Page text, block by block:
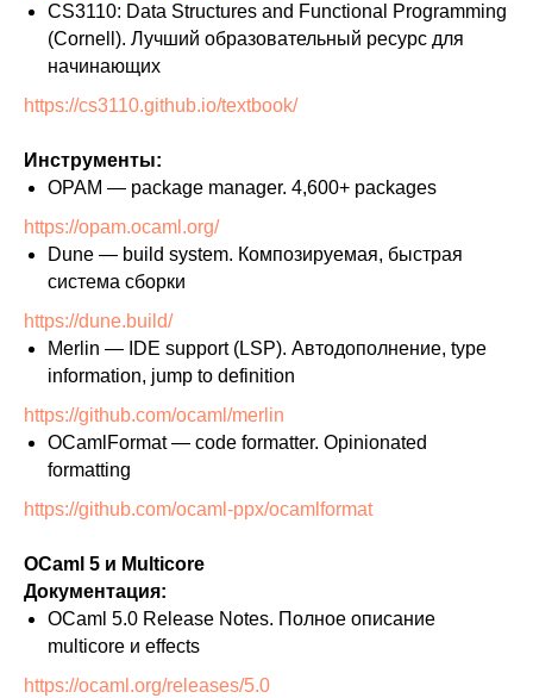
CS3110: Data Structures and Functional Programming
(Cornell). Лучший образовательный ресурс для
начинающих
https://cs3110.github.io/textbook/
Инструменты:
OPAM — package manager. 4,600+ packages
https://opam.ocaml.org/
Dune — build system. Композируемая, быстрая
система сборки
https://dune.build/
Merlin — IDE support (LSP). Автодополнение, type
information, jump to definition
https://github.com/ocaml/merlin
OCamlFormat — code formatter. Opinionated
formatting
https://github.com/ocaml-ppx/ocamlformat
OCaml 5 и Multicore
Документация:
OCaml 5.0 Release Notes. Полное описание
multicore и effects
https://ocaml.org/releases/5.0